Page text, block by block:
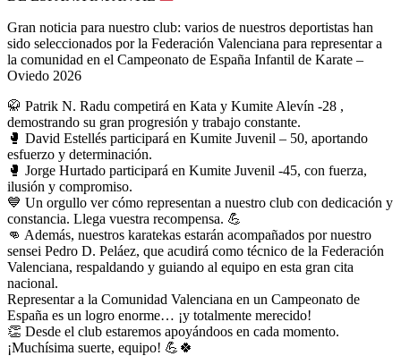
Gran noticia para nuestro club: varios de nuestros deportistas han
sido seleccionados por la Federación Valenciana para representar a
la comunidad en el Campeonato de España Infantil de Karate –
Oviedo 2026
🥋 Patrik N. Radu competirá en Kata y Kumite Alevín -28 ,
demostrando su gran progresión y trabajo constante.
🥊 David Estellés participará en Kumite Juvenil – 50, aportando
esfuerzo y determinación.
🥊 Jorge Hurtado participará en Kumite Juvenil -45, con fuerza,
ilusión y compromiso.
💙 Un orgullo ver cómo representan a nuestro club con dedicación y
constancia. Llega vuestra recompensa. 💪
👊 Además, nuestros karatekas estarán acompañados por nuestro
sensei Pedro D. Peláez, que acudirá como técnico de la Federación
Valenciana, respaldando y guiando al equipo en esta gran cita
nacional.
Representar a la Comunidad Valenciana en un Campeonato de
España es un logro enorme… ¡y totalmente merecido!
👏 Desde el club estaremos apoyándoos en cada momento.
¡Muchísima suerte, equipo! 💪🍀